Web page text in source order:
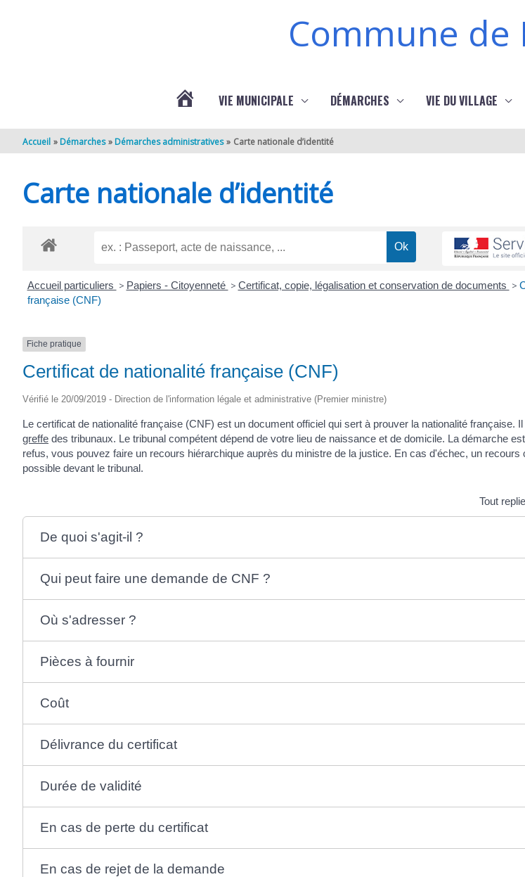
Commune de
VIE MUNICIPALE DÉMARCHES VIE DU VILLAGE
Accueil Démarches Démarches administratives Carte nationale d’identité
Carte nationale d’identité
Accueil particuliers > Papiers - Citoyenneté > Certificat, copie, légalisation et conservation de documents >
française (CNF)
Fiche pratique
Certificat de nationalité française (CNF)
Vérifié le 20/09/2019 - Direction de l'information légale et administrative (Premier ministre)
Le certificat de nationalité française (CNF) est un document officiel qui sert à prouver la nationalité française.
greffe des tribunaux. Le tribunal compétent dépend de votre lieu de naissance et de domicile. La démarche
refus, vous pouvez faire un recours hiérarchique auprès du ministre de la justice. En cas d'échec, un recours
possible devant le tribunal.
Tout
De quoi s'agit-il ?
Qui peut faire une demande de CNF ?
Où s'adresser ?
Pièces à fournir
Coût
Délivrance du certificat
Durée de validité
En cas de perte du certificat
En cas de rejet de la demande